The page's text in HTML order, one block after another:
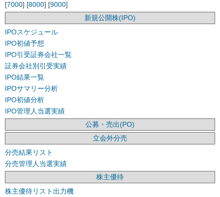
[7000] [8000] [9000]
新規公開株(IPO)
IPOスケジュール
IPO初値予想
IPO引受証券会社一覧
証券会社別引受実績
IPO結果一覧
IPOサマリー分析
IPO初値分析
IPO管理人当選実績
公募・売出(PO)
立会外分売
分売結果リスト
分売管理人当選実績
株主優待
株主優待リスト出力機